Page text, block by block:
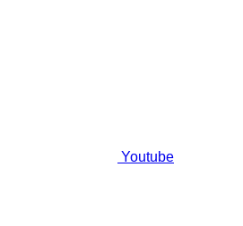
Youtube